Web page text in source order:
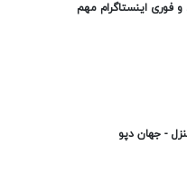
فوری اینستاگرام مهم
- جهان دپو